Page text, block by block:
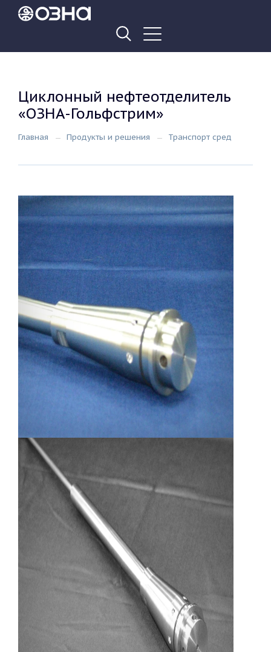
Циклонный нефтеотделитель
«ОЗНА-Гольфстрим»
Главная Продукты и решения Транспорт сред